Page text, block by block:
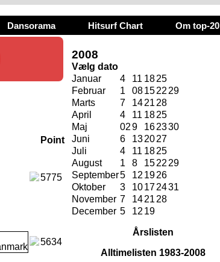
Dansorama Hitsurf Chart Om top-20
Point
5775
5634
2008
Vælg dato
Januar
4 11 1825
Februar
1 081522 29
Marts
7 1421 28
April
4 11 1825
Maj
029 162330
Juni
6 132027
Juli
4 11 1825
August
1 8 1522 29
September5 12 1926
Oktober
3 10172431
November 7 1421 28
December 5 12 19
Årslisten
Alltimelisten 1983-2008